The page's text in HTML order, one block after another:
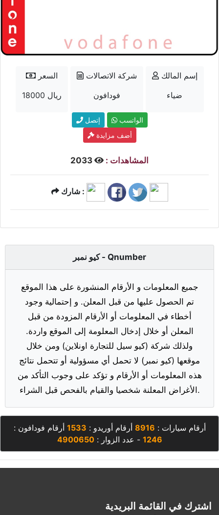
السعر
18000 ريال
شركة الاتصالات
فودافون
إسم المالك
ضياء
إتصل
الواتسب
أضف مزايدة
المشاهدات :
شارك :
كيو نمبر - Qnumber
جميع المعلومات و الأرقام المنشورة على هذا الموقع
تم الحصول عليها من قبل المعلن. و إحتمالية وجود
أخطاء في المعلومات أو الأرقام المزودة من قبل
المعلن أو خلال إدخال المعلومة إلى الموقع واردة.
ولذلك شركة (كيو سيل للتجارة اونلاين) ومن خلال
موقعها (كيو نمبر) لا تحمل أي مسؤولية أو تتحمل نتائج
هذه المعلومات أو الأرقام و تؤكد على وجوب التأكد من
الأغراض المعلنة شخصيا والقيام بالفحص قبل الشراء.
أرقام سيارات : 8916 أرقام أوريدو : 1533 أرقام فودافون :
1246 - عدد الزوار :4900650
اشترك في القائمة البريدية